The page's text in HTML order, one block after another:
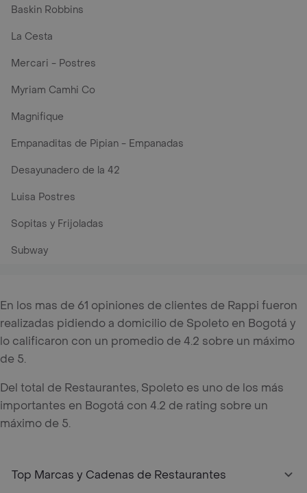
Baskin Robbins
La Cesta
Mercari - Postres
Myriam Camhi Co
Magnifique
Empanaditas de Pipian - Empanadas
Desayunadero de la 42
Luisa Postres
Sopitas y Frijoladas
Subway
En los mas de 61 opiniones de clientes de Rappi fueron
realizadas pidiendo a domicilio de Spoleto en Bogotá y
lo calificaron con un promedio de 4.2 sobre un máximo
de 5.
Del total de Restaurantes, Spoleto es uno de los más
importantes en Bogotá con 4.2 de rating sobre un
máximo de 5.
Top Marcas y Cadenas de Restaurantes